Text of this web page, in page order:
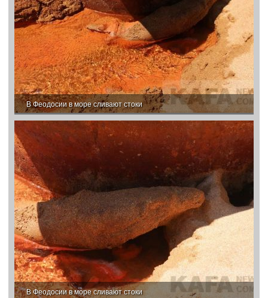
В Феодосии в море сливают стоки
В Феодосии в море сливают стоки